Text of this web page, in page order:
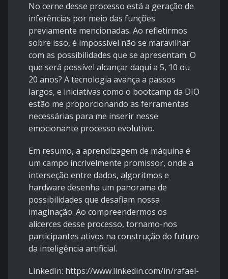
No cerne desse processo está a geração de
inferências por meio das funções
previamente mencionadas. Ao refletirmos
sobre isso, é impossível não se maravilhar
com as possibilidades que se apresentam. O
que será possível alcançar daqui a 5, 10 ou
20 anos? A tecnologia avança a passos
largos, e iniciativas como o bootcamp da DIO
estão me proporcionando as ferramentas
necessárias para me inserir nesse
emocionante processo evolutivo.
Em resumo, a aprendizagem de máquina é
um campo incrivelmente promissor, onde a
interseção entre dados, algoritmos e
hardware desenha um panorama de
possibilidades que desafiam nossa
imaginação. Ao compreendermos os
alicerces desse processo, tornamo-nos
participantes ativos na construção do futuro
da inteligência artificial.
LinkedIn: https://www.linkedin.com/in/rafael-